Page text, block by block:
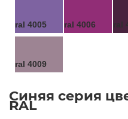
ral 4005 ral 4006 ral
ral 4009
Синяя серия
RAL